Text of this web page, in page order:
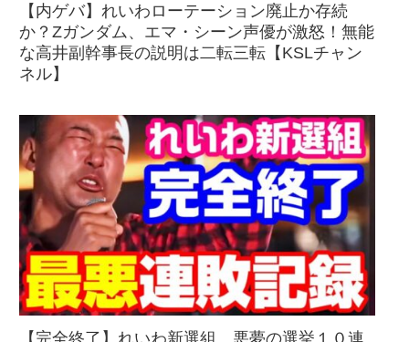
【内ゲバ】れいわローテーション廃止か存続
か？Zガンダム、エマ・シーン声優が激怒！無能
な高井副幹事長の説明は二転三転【KSLチャン
ネル】